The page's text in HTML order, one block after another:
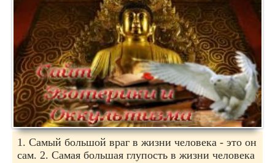
1. Самый большой враг в жизни человека - это он
сам. 2. Самая большая глупость в жизни человека